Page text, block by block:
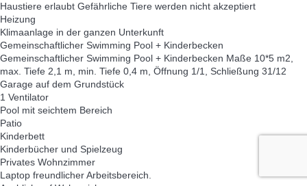
Haustiere erlaubt Gefährliche Tiere werden nicht akzeptiert
Heizung
Klimaanlage in der ganzen Unterkunft
Gemeinschaftlicher Swimming Pool + Kinderbecken
Gemeinschaftlicher Swimming Pool + Kinderbecken Maße 10*5 m2,
max. Tiefe 2,1 m, min. Tiefe 0,4 m, Öffnung 1/1, Schließung 31/12
Garage auf dem Grundstück
1 Ventilator
Pool mit seichtem Bereich
Patio
Kinderbett
Kinderbücher und Spielzeug
Privates Wohnzimmer
Laptop freundlicher Arbeitsbereich.